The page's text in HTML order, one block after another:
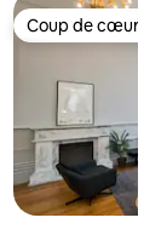
Coup de cœur
Coup de cœur